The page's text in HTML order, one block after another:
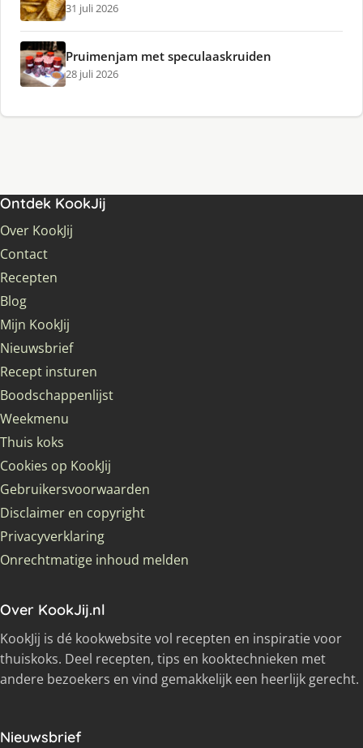
31 juli 2026
Pruimenjam met speculaaskruiden
28 juli 2026
Ontdek KookJij
Over KookJij
Contact
Recepten
Blog
Mijn KookJij
Nieuwsbrief
Recept insturen
Boodschappenlijst
Weekmenu
Thuis koks
Cookies op KookJij
Gebruikersvoorwaarden
Disclaimer en copyright
Privacyverklaring
Onrechtmatige inhoud melden
Over KookJij.nl
KookJij is dé kookwebsite vol recepten en inspiratie voor
thuiskoks. Deel recepten, tips en kooktechnieken met
andere bezoekers en vind gemakkelijk een heerlijk gerecht.
Nieuwsbrief